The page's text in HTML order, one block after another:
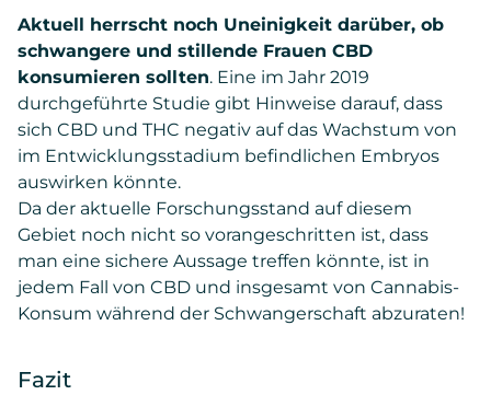
Aktuell herrscht noch Uneinigkeit darüber, ob
schwangere und stillende Frauen CBD
konsumieren sollten. Eine im Jahr 2019
durchgeführte Studie gibt Hinweise darauf, dass
sich CBD und THC negativ auf das Wachstum von
im Entwicklungsstadium befindlichen Embryos
auswirken könnte.
Da der aktuelle Forschungsstand auf diesem
Gebiet noch nicht so vorangeschritten ist, dass
man eine sichere Aussage treffen könnte, ist in
jedem Fall von CBD und insgesamt von Cannabis-
Konsum während der Schwangerschaft abzuraten!
Fazit